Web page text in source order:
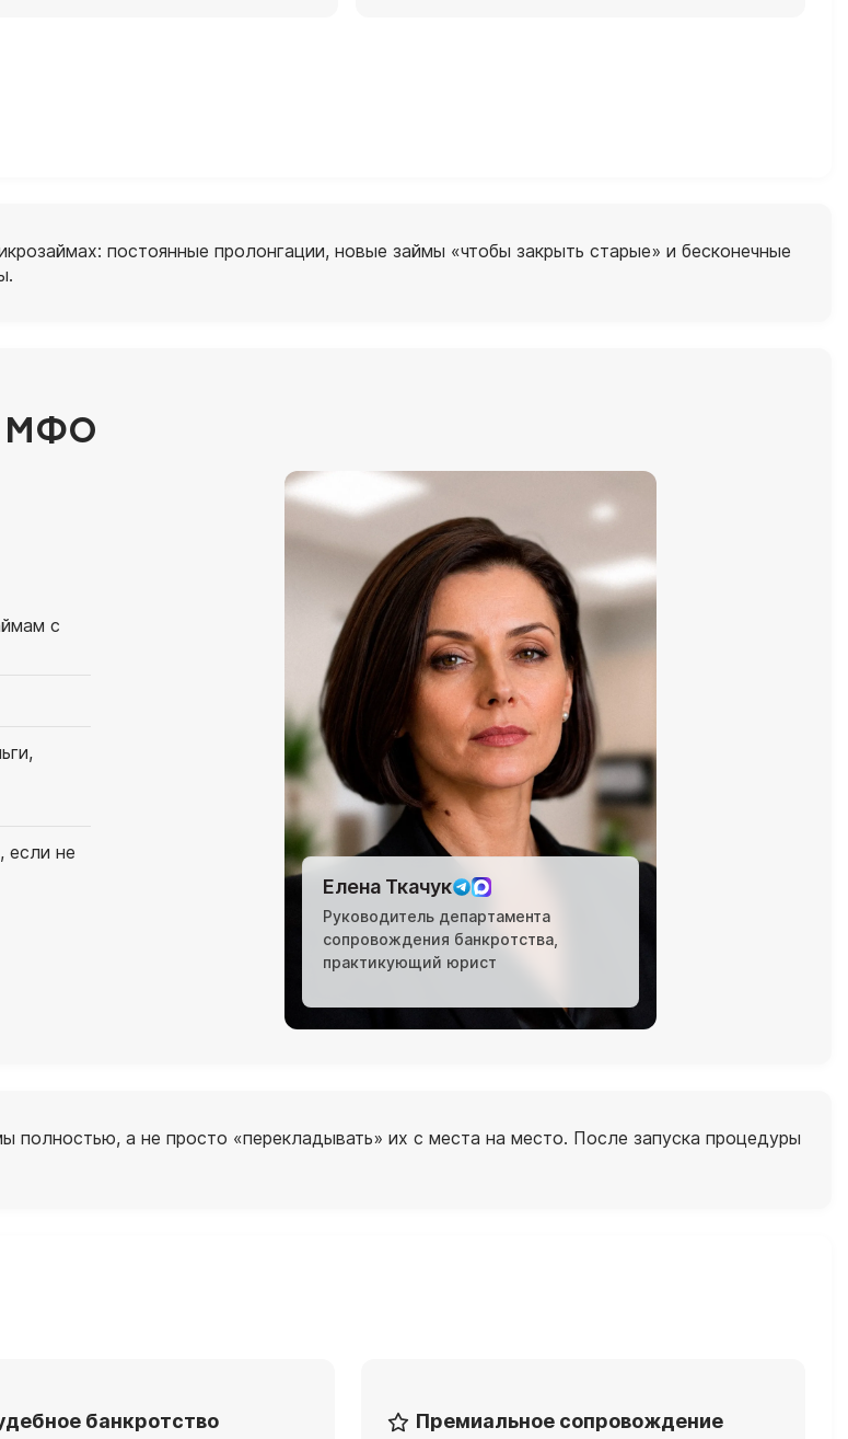
постоянные пролонгации, новые займы «чтобы закрыть старые» и бесконечные
МФО
с
если не
Елена Ткачук
Руководитель департамента
сопровождения банкротства,
практикующий юрист
полностью, а не просто «перекладывать» их с места на место. После запуска процедуры
банкротство Премиальное сопровождение